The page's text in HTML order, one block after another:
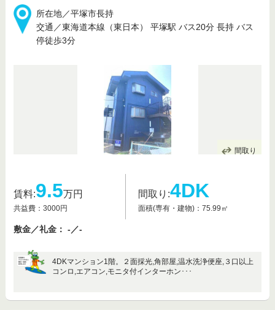
所在地／平塚市長持
交通／東海道本線（東日本） 平塚駅 バス20分 長持 バス
停徒歩3分
間取り
賃料:9.5万円
共益費：3000円
間取り:4DK
面積(専有・建物)：75.99㎡
敷金／礼金： -／-
4DKマンション1階。２面採光,角部屋,温水洗浄便座,３口以上
コンロ,エアコン,モニタ付インターホン･･･